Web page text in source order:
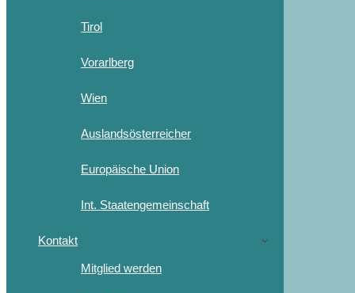
Tirol
Vorarlberg
Wien
Auslandsösterreicher
Europäische Union
Int. Staatengemeinschaft
Kontakt
Mitglied werden